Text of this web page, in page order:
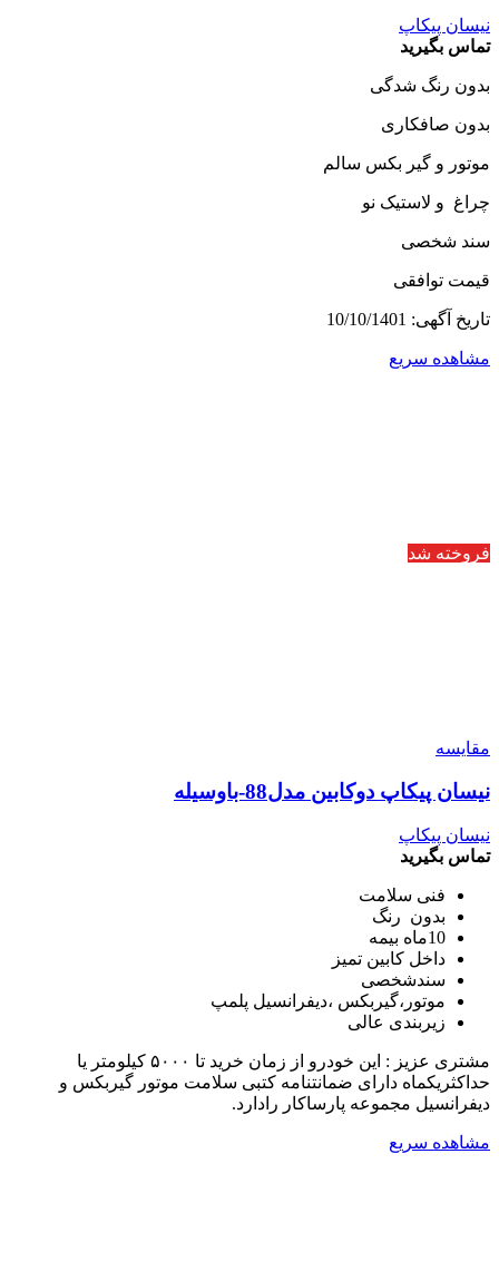
نیسان پیکاپ
تماس بگیرید
بدون رنگ شدگی
بدون صافکاری
موتور و گیر بکس سالم
چراغ و لاستیک نو
سند شخصی
قیمت توافقی
تاریخ آگهی: 10/10/1401
مشاهده سریع
فروخته شد
مقایسه
نیسان پیکاپ دوکابین مدل88-باوسیله
نیسان پیکاپ
تماس بگیرید
فنی سلامت
بدون رنگ
10ماه بیمه
داخل کابین تمیز
سندشخصی
موتور،گیربکس ،دیفرانسیل پلمپ
زیربندی عالی
مشتری عزیز : این خودرو از زمان خرید تا ۵۰۰۰ کیلومتر یا
حداکثریکماه دارای ضمانتنامه کتبی سلامت موتور گیربکس و
دیفرانسیل مجموعه پارساکار رادارد.
مشاهده سریع